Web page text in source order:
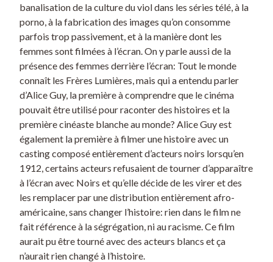
banalisation de la culture du viol dans les séries télé, à la
porno, à la fabrication des images qu’on consomme
parfois trop passivement, et à la manière dont les
femmes sont filmées à l’écran. On y parle aussi de la
présence des femmes derrière l’écran: Tout le monde
connaît les Frères Lumières, mais qui a entendu parler
d’Alice Guy, la première à comprendre que le cinéma
pouvait être utilisé pour raconter des histoires et la
première cinéaste blanche au monde? Alice Guy est
également la première à filmer une histoire avec un
casting composé entièrement d’acteurs noirs lorsqu’en
1912, certains acteurs refusaient de tourner d’apparaître
à l’écran avec Noirs et qu’elle décide de les virer et des
les remplacer par une distribution entièrement afro-
américaine, sans changer l’histoire: rien dans le film ne
fait référence à la ségrégation, ni au racisme. Ce film
aurait pu être tourné avec des acteurs blancs et ça
n’aurait rien changé à l’histoire.